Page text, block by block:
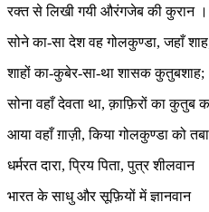
रक्त से लिखी गयी औरंगजेब की कुरान ।
सोने का-सा देश वह गोलकुण्डा, जहाँ
शाहों का-कुबेर-सा-था शासक कुतुबशाह;
सोना वहाँ देवता था, क़ाफ़िरों का कुतुब
आया वहाँ ग़ाज़ी, किया गोलकुण्डा को
धर्मरत दारा, प्रिय पिता, पुत्र शीलवान
भारत के साधु और सूफ़ियों में ज्ञानवान